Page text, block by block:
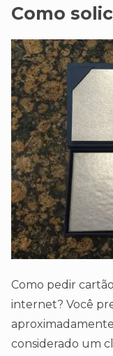
Como
Como pedir
internet? Você
considerado um